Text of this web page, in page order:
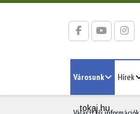
Városunk Hírek
tokaj.hu